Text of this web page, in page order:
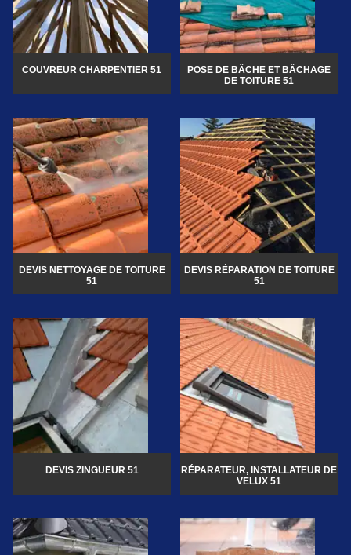
COUVREUR CHARPENTIER 51
POSE DE BÂCHE ET BÂCHAGE
DE TOITURE 51
DEVIS NETTOYAGE DE TOITURE
51
DEVIS RÉPARATION DE TOITURE
51
DEVIS ZINGUEUR 51
RÉPARATEUR, INSTALLATEUR DE
VELUX 51